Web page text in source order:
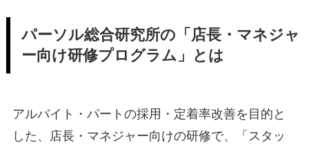
パーソル総合研究所の「店長・マネジャ
ー向け研修プログラム」とは
アルバイト・パートの採用・定着率改善を目的と
した、店長・マネジャー向けの研修で、「スタッ